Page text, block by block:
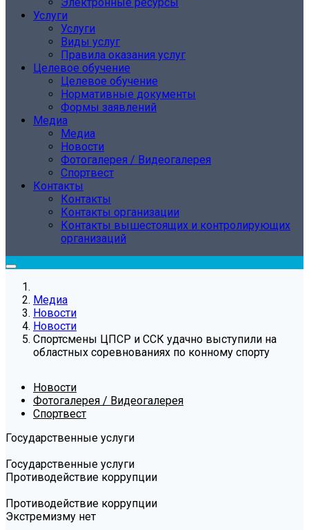
Услуги
Услуги
Виды услуг
Правила оказания услуг
Целевое обучение
Целевое обучение
Нормативные документы
Формы заявлений
Медиа
Медиа
Новости
Фотогалерея / Видеогалерея
Спортвест
Контакты
Контакты
Контакты организации
Контакты вышестоящих и контролирующих
организаций
Медиа
Новости
Новости
Спортсмены ЦПСР и ССК удачно выступили на
областных соревнованиях по конному спорту
Новости
Фотогалерея / Видеогалерея
Спортвест
Государственные услуги
Государственные услуги
Противодействие коррупции
Противодействие коррупции
Экстремизму нет